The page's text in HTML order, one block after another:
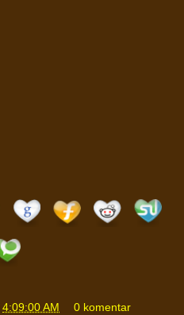
4:09:00 AM 0 komentar